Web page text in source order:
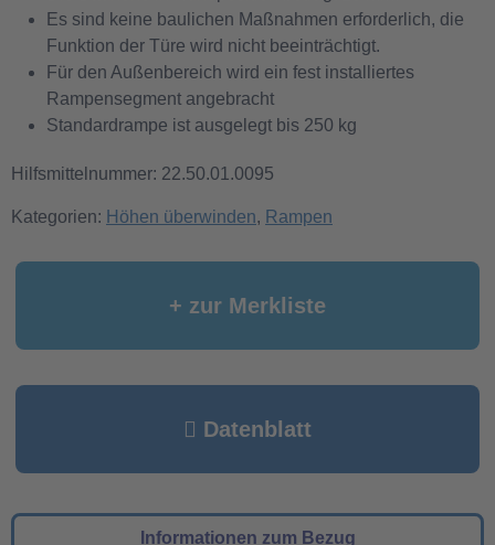
Es sind keine baulichen Maßnahmen erforderlich, die
Funktion der Türe wird nicht beeinträchtigt.
Für den Außenbereich wird ein fest installiertes
Rampensegment angebracht
Standardrampe ist ausgelegt bis 250 kg
Hilfsmittelnummer: 22.50.01.0095
Kategorien: Höhen überwinden, Rampen
+ zur Merkliste
Datenblatt
Informationen zum Bezug